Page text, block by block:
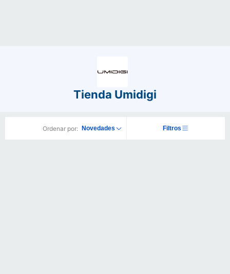
Tienda Umidigi
Ordenar por: Novedades Filtros